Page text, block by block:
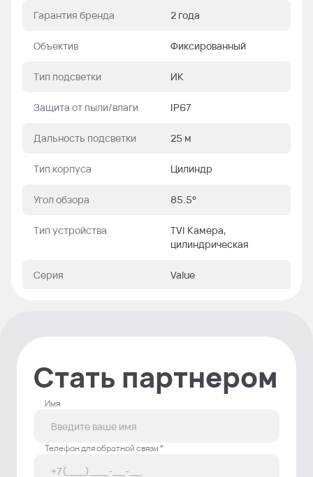
Гарантия бренда 2 года
Объектив Фиксированный
Тип подсветки ИК
Защита от пыли/влаги IP67
Дальность подсветки 25 м
Тип корпуса Цилиндр
Угол обзора 85.5°
Тип устройства
TVI Камера,
цилиндрическая
Серия Value
Формат видео TVI, AHD, CVI, CVBS
Артикул
(2.8mm)
Стать партнером
Имя
Телефон для обратной связи *